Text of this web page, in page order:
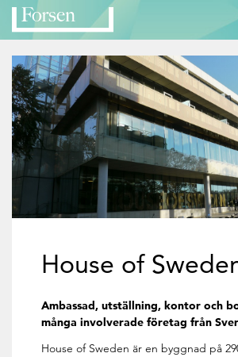
House of
Ambassad, utställning, kontor och
många involverade företag från
House of Sweden är en byggnad på